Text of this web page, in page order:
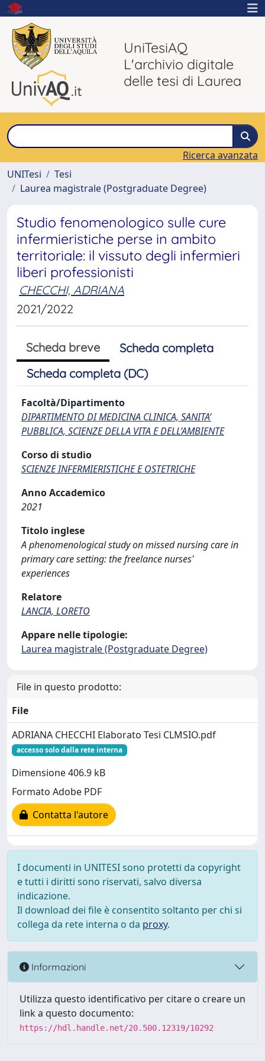
UniTesiAQ
L'archivio digitale
delle tesi di Laurea
Ricerca avanzata
UNITesi
Tesi
Laurea magistrale (Postgraduate Degree)
Studio fenomenologico sulle cure
infermieristiche perse in ambito
territoriale: il vissuto degli infermieri
liberi professionisti
CHECCHI, ADRIANA
2021/2022
Scheda breve
Scheda completa
Scheda completa (DC)
Facoltà/Dipartimento
DIPARTIMENTO DI MEDICINA CLINICA, SANITA’
PUBBLICA, SCIENZE DELLA VITA E DELL’AMBIENTE
Corso di studio
SCIENZE INFERMIERISTICHE E OSTETRICHE
Anno Accademico
2021
Titolo inglese
A phenomenological study on missed nursing care in
primary care setting: the freelance nurses'
experiences
Relatore
LANCIA, LORETO
Appare nelle tipologie:
Laurea magistrale (Postgraduate Degree)
File in questo prodotto:
File
ADRIANA CHECCHI Elaborato Tesi CLMSIO.pdf
accesso solo dalla rete interna
Dimensione 406.9 kB
Formato Adobe PDF
Contatta l'autore
I documenti in UNITESI sono protetti da copyright
e tutti i diritti sono riservati, salvo diversa
indicazione.
Il download dei file è consentito soltanto per chi si
collega da rete interna o da proxy.
Informazioni
Utilizza questo identificativo per citare o creare un
link a questo documento:
https://hdl.handle.net/20.500.12319/10292